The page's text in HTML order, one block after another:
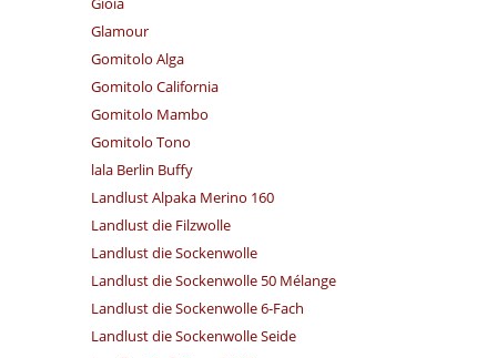
Glamour
Gomitolo Alga
Gomitolo California
Gomitolo Mambo
Gomitolo Tono
lala Berlin Buffy
Landlust Alpaka Merino 160
Landlust die Filzwolle
Landlust die Sockenwolle
Landlust die Sockenwolle 50 Mélange
Landlust die Sockenwolle 6-Fach
Landlust die Sockenwolle Seide